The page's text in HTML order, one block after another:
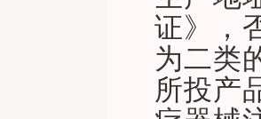
证》，
为二类
所投产